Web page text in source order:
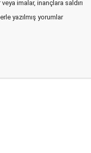
imalar, inançlara saldırı
yazılmış yorumlar